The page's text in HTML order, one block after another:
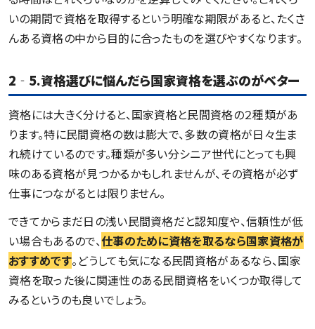
いの期間で資格を取得するという明確な期限があると、たくさ
んある資格の中から目的に合ったものを選びやすくなります。
2‐5.資格選びに悩んだら国家資格を選ぶのがベター
資格には大きく分けると、国家資格と民間資格の２種類があ
ります。特に民間資格の数は膨大で、多数の資格が日々生ま
れ続けているのです。種類が多い分シニア世代にとっても興
味のある資格が見つかるかもしれませんが、その資格が必ず
仕事につながるとは限りません。
できてからまだ日の浅い民間資格だと認知度や、信頼性が低
い場合もあるので、仕事のために資格を取るなら国家資格が
おすすめです。どうしても気になる民間資格があるなら、国家
資格を取った後に関連性のある民間資格をいくつか取得して
みるというのも良いでしょう。